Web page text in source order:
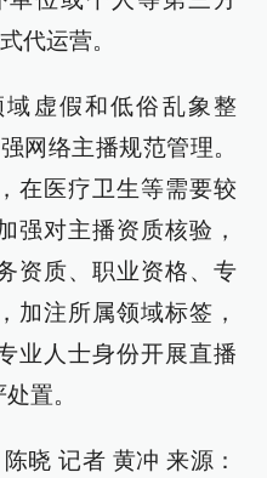
代运营。
域虚假和低俗乱象整
网络主播规范管理。
在医疗卫生等需要较
强对主播资质核验，
资质、职业资格、专
加注所属领域标签，
业人士身份开展直播
置。
晓 记者 黄冲 来源：